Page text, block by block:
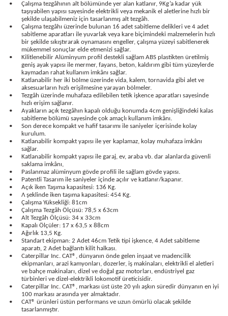
•
Çalışma tezgâhının alt bölümünde yer alan katlanır, 9Kg’a kadar yük
taşıyabilen yapısı sayesinde elektrikli veya mekanik el aletlerine hızlı bir
şekilde ulaşabilmeniz için tasarlanmış alt tezgâh.
•
Çalışma tezgâhı üzerinde bulunan 16 adet sabitleme delikleri ve 4 adet
sabitleme aparatları ile yuvarlak veya kare biçimindeki malzemelerin hızlı
bir şekilde sıkıştırarak oynamasını engeller, çalışma yüzeyi sabitlenerek
mükemmel sonuçlar elde etmenizi sağlar.
•
Kilitlenebilir Alüminyum profil destekli sağlam ABS plastikten üretilmiş
geniş ayak yapısı ile mermer, fayans, beton, kaldırım gibi tüm yüzeylerde
kaymadan rahat kullanım imkânı sağlar.
•
Katlanabilir her iki bölme üzerinde vida, kalem, tornavida gibi alet ve
aksesuarların hızlı erişilmesine yarayan bölmeler.
•
Tezgâh üzerinde muhafaza edilebilen tetik işkence aparatları sayesinde
hızlı erişim sağlanır.
•
Ayakların açık tezgâhın kapalı olduğu konumda 4cm genişliğindeki kalas
sabitleme bölümü sayesinde çok amaçlı kullanım imkânı.
•
Son derece kompakt ve hafif tasarımı ile saniyeler içerisinde kolay
kurulum.
•
Katlanabilir kompakt yapısı ile yer kaplamaz, kolay muhafaza imkânı
sağlar.
•
Katlanabilir kompakt yapısı ile garaj, ev, araba vb. dar alanlarda güvenli
saklama imkânı,
•
Paslanmaz alüminyum gövde profili ile sağlam gövde yapısı.
•
Patentli Tasarım ile saniyeler içinde açılır ve katlanır/kapanır.
•
Açık iken Taşıma kapasitesi: 136 Kg.
•
Λ şeklinde iken taşıma kapasitesi: 454 Kg.
•
Çalışma Yüksekliği: 81cm
•
Çalışma Tezgâh Ölçüsü: 78,5 x 63cm
•
Alt Tezgâh Ölçüsü: 34 x 33cm
•
Kapalı Ölçüler: 17 x 63,5 x 88cm
•
Ağırlık 13,5 Kg.
•
Standart ekipman: 2 Adet 46cm Tetik tipi işkence, 4 Adet sabitleme
aparatı, 2 Adet bağlantı kilit halkası.
•
Caterpillar Inc. CAT®, dünyanın önde gelen inşaat ve madencilik
ekipmanları, arazi kamyonları, dozerler, iş makinaları, elektrikli el aletleri
ve bahçe makinaları, dizel ve doğal gaz motorları, endüstriyel gaz
türbinleri ve dizel-elektrikli lokomotif üreticisidir.
•
Caterpillar Inc. CAT®, markası üst üste 20 yılı aşkın süredir dünyanın en iyi
100 markası arasında yer almaktadır.
•
CAT® ürünleri üstün performans ve uzun ömürlü olacak şekilde
tasarlanmıştır.